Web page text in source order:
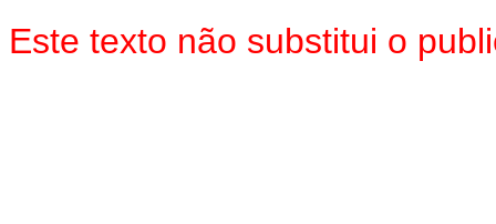
Este texto não substitui o